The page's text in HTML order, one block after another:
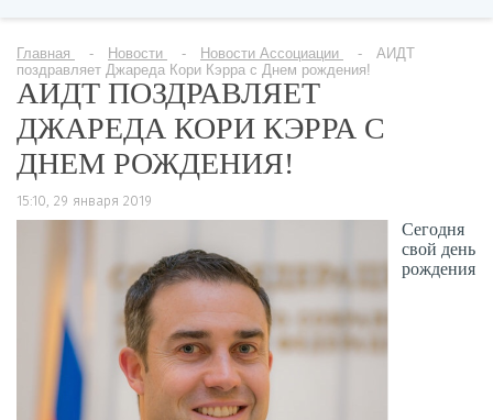
Главная Новости Новости Ассоциации
АИДТ
поздравляет Джареда Кори Кэрра с Днем рождения!
АИДТ ПОЗДРАВЛЯЕТ
ДЖАРЕДА КОРИ КЭРРА С
ДНЕМ РОЖДЕНИЯ!
15:10, 29 января 2019
Сегодня
свой день
рождения